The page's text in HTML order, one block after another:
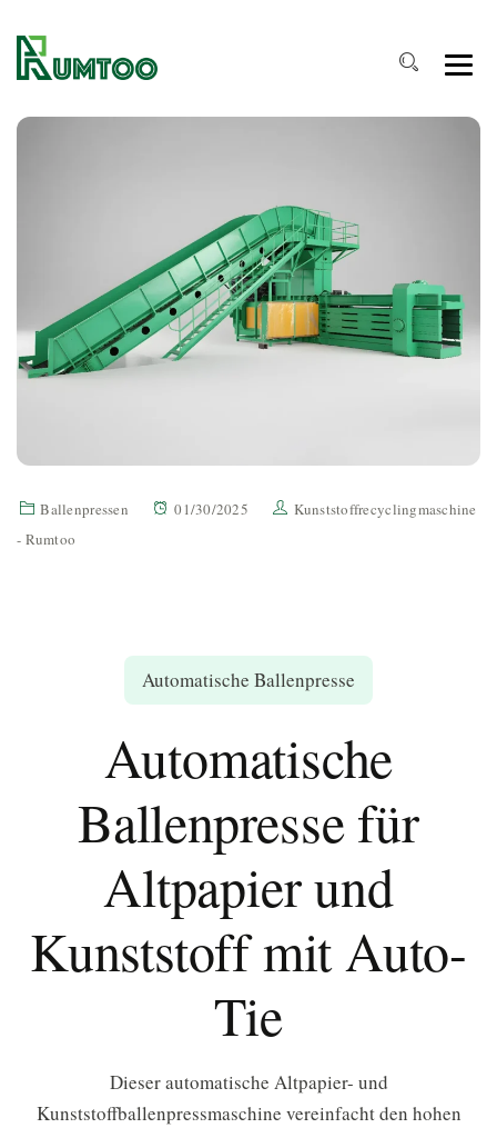
Ballenpressen 01/30/2025
Kunststoffrecyclingmaschine
- Rumtoo
Automatische Ballenpresse
Automatische
Ballenpresse für
Altpapier und
Kunststoffmit Auto-
Tie
Dieser automatische Altpapier- und
Kunststoffballenpressmaschine vereinfacht den hohen